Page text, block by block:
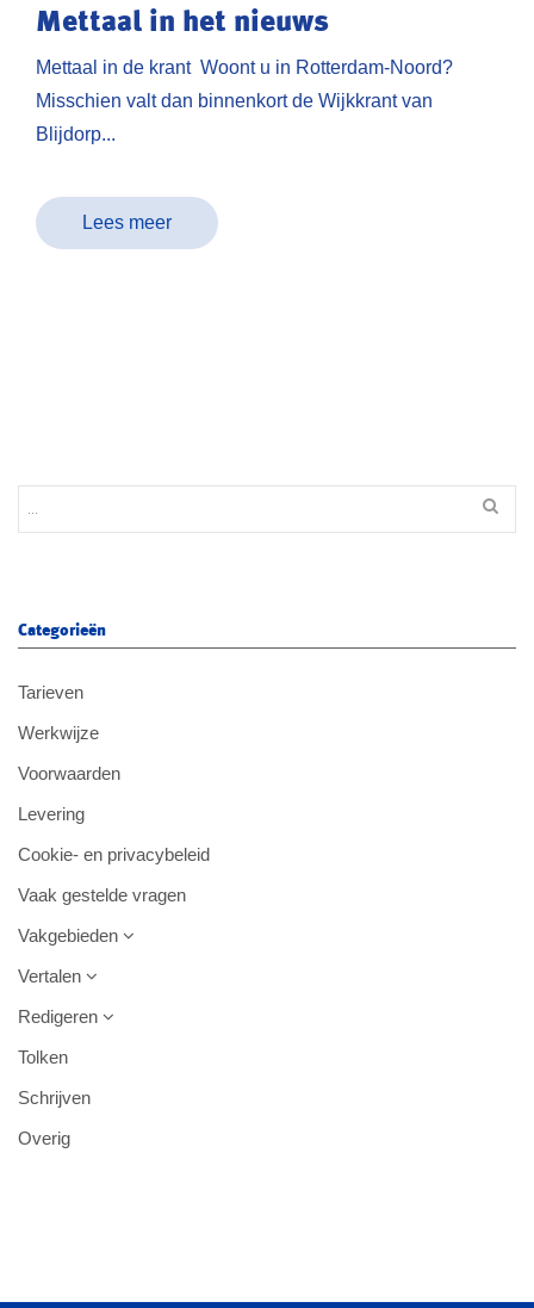
Mettaal in het nieuws
Mettaal in de krant Woont u in Rotterdam-Noord?
Misschien valt dan binnenkort de Wijkkrant van
Blijdorp...
Lees meer
Categorieën
Tarieven
Werkwijze
Voorwaarden
Levering
Cookie- en privacybeleid
Vaak gestelde vragen
Vakgebieden
Vertalen
Redigeren
Tolken
Schrijven
Overig